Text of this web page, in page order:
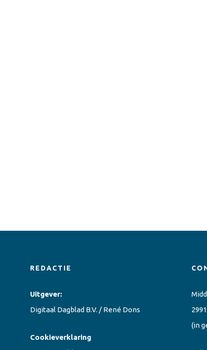
REDACTIE
Uitgever:
Digitaal Dagblad B.V. / René Dons
Cookieverklaring
(in